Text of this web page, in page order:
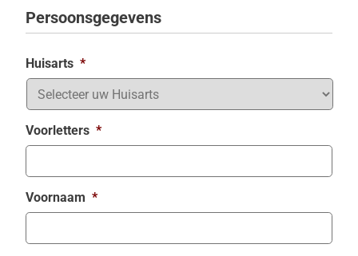
Persoonsgegevens
Huisarts *
Voorletters *
Voornaam *